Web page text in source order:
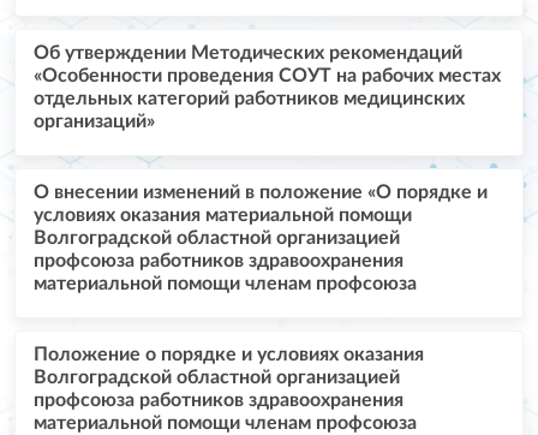
Об утверждении Методических рекомендаций
«Особенности проведения СОУТ на рабочих местах
отдельных категорий работников медицинских
организаций»
О внесении изменений в положение «О порядке и
условиях оказания материальной помощи
Волгоградской областной организацией
профсоюза работников здравоохранения
материальной помощи членам профсоюза
Положение о порядке и условиях оказания
Волгоградской областной организацией
профсоюза работников здравоохранения
материальной помощи членам профсоюза